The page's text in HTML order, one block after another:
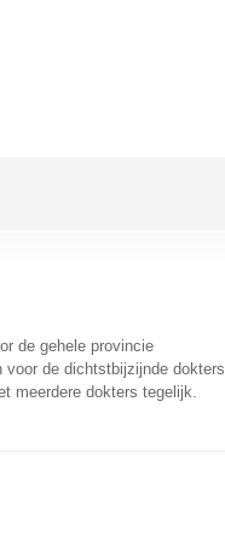
de gehele provincie
voor de dichtstbijzijnde dokters
meerdere dokters tegelijk.